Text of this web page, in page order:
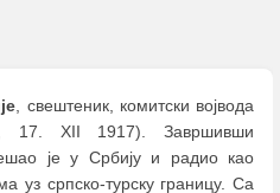
, свештеник, комитски војвода
XII 1917). Завршивши
је у Србију и радио као
уз српско-турску границу. Са